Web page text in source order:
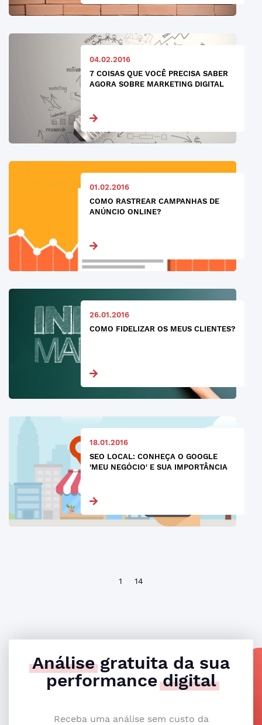
04.02.2016
7 COISAS QUE VOCÊ PRECISA SABER
AGORA SOBRE MARKETING DIGITAL
01.02.2016
COMO RASTREAR CAMPANHAS DE
ANÚNCIO ONLINE?
26.01.2016
COMO FIDELIZAR OS MEUS CLIENTES?
18.01.2016
SEO LOCAL: CONHEÇA O GOOGLE
'MEU NEGÓCIO' E SUA IMPORTÂNCIA
1 14
Análisegratuita da sua
performancedigital
Receba uma análise sem custo da